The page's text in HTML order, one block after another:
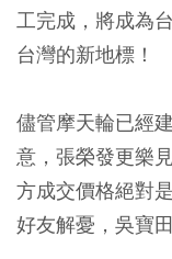
工完成，將成為
台灣的新地標！
儘管摩天輪已經
意，張榮發更樂
方成交價格絕對
好友解憂，吳寶